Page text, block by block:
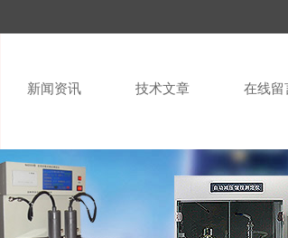
新闻资讯 技术文章 在线留